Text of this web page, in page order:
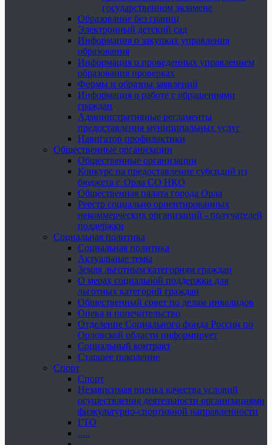
государственном экзамене
Образование без границ
Электронный детский сад
Информация о закупках управления
образования
Информация о проведенных управлением
образования проверках
Формы и образцы заявлений
Информация о работе с обращениями
граждан
Административные регламенты
предоставления муниципальных услуг
Навигатор профилактики
Общественные организации
Общественные организации
Конкурс на предоставление субсидий из
бюджета г. Орла СО НКО
Общественная палата города Орла
Реестр социально ориентированных
некоммерческих организаций - получателей
поддержки
Социальная политика
Социальная политика
Актуальные темы
Земля льготным категориям граждан
О мерах социальной поддержки для
льготных категорий граждан
Общественный совет по делам инвалидов
Опека и попечительство
Отделение Социального фонда России по
Орловской области информирует
Социальный контракт
Старшее поколение
Спорт
Спорт
Независимая оценка качества условий
осуществления деятельности организациями
физкультурно-спортивной направленности
ГТО
.....